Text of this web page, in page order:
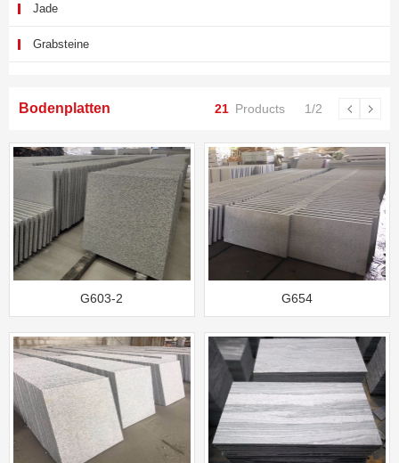
Jade
Grabsteine
Bodenplatten 21 Products 1/2
G603-2 G654